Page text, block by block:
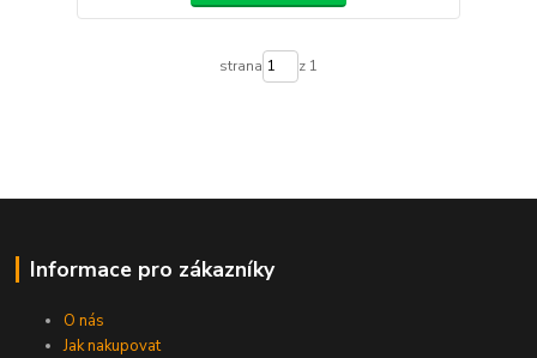
strana z 1
Informace pro zákazníky
O nás
Jak nakupovat